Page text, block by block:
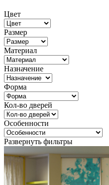
Цвет
Размер
Материал
Назначение
Форма
Кол-во дверей
Особенности
Развернуть фильтры